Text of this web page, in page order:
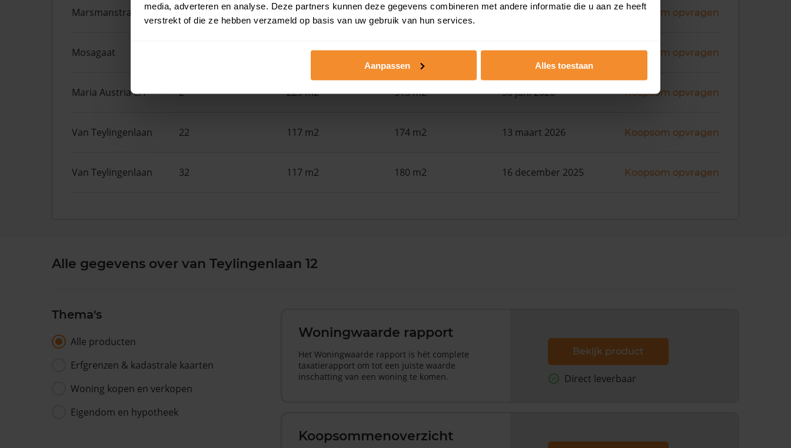
media, adverteren en analyse. Deze partners kunnen deze gegevens combineren met andere informatie die u aan ze heeft
verstrekt of die ze hebben verzameld op basis van uw gebruik van hun services.
Aanpassen Alles toestaan
Marsmanstraat 18 50 m2 524 m2 30 juni 2026 Koopsom opvragen
Mosagaat 115 m2 146 m2 30 juni 2026 Koopsom opvragen
Maria Austria erf 2 229 m2 513 m2 30 juni 2026 Koopsom opvragen
Van Teylingenlaan 22 117 m2 174 m2 13 maart 2026 Koopsom opvragen
Van Teylingenlaan 32 117 m2 180 m2 16 december 2025 Koopsom opvragen
Alle gegevens over van Teylingenlaan 12
Thema's
Alle producten
Erfgrenzen & kadastrale kaarten
Woning kopen en verkopen
Eigendom en hypotheek
Woningwaarde rapport
Het Woningwaarde rapport is hét complete
taxatierapport om tot een juiste waarde
inschatting van een woning te komen.
Bekijk product
Direct leverbaar
Koopsommenoverzicht